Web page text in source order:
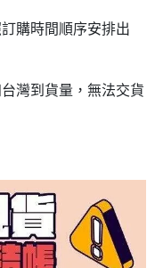
購時間順序安排出
灣到貨量，無法交貨